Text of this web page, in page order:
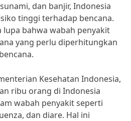
dan banjir, Indonesia
tinggi terhadap bencana.
bahwa wabah penyakit
yang perlu diperhitungkan
Kesehatan Indonesia,
ribu orang di Indonesia
wabah penyakit seperti
dan diare. Hal ini